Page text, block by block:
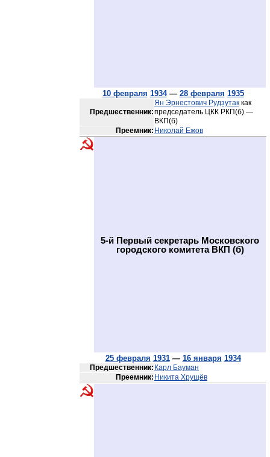
10 февраля 1934— 28 февраля 1935
Предшественник:
Ян Эрнестович Рудзутак как
председатель ЦКК РКП(б) —
ВКП(б)
Преемник: Николай Ежов
5-й Первый секретарь Московского
городского комитета ВКП (б)
25 февраля 1931— 16 января 1934
Предшественник: Карл Бауман
Преемник: Никита Хрущёв